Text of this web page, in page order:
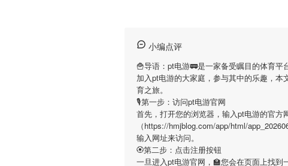
小编点评
🍟导语： pt电游🚃是一家备受瞩目的体育平
加入pt电游的大家庭，参与其中的乐趣，本
育之旅。
🎙第一步：访问pt电游官网
首先，打开您的浏览器，输入pt电游的官方
（https://hmjblog.com/app/html/
输入网址来访问。
🏵第二步：点击注册按钮
一旦进入pt电游官网，🏫您会在页面上找到